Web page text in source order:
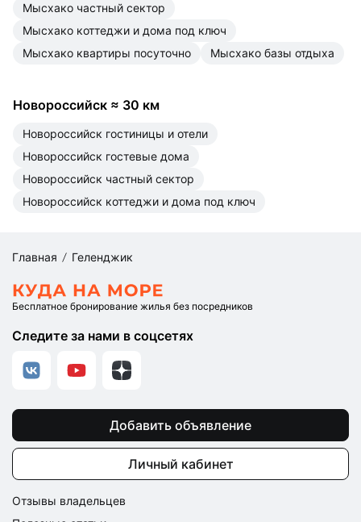
Мысхако частный сектор
Мысхако коттеджи и дома под ключ
Мысхако квартиры посуточно
Мысхако базы отдыха
Новороссийск ≈ 30 км
Новороссийск гостиницы и отели
Новороссийск гостевые дома
Новороссийск частный сектор
Новороссийск коттеджи и дома под ключ
Главная Геленджик
Бесплатное бронирование жилья без посредников
Следите за нами в соцсетях
Добавить объявление
Личный кабинет
Отзывы владельцев